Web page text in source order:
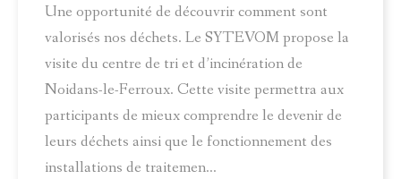
Une opportunité de découvrir comment sont
valorisés nos déchets. Le SYTEVOM propose la
visite du centre de tri et d’incinération de
Noidans-le-Ferroux. Cette visite permettra aux
participants de mieux comprendre le devenir de
leurs déchets ainsi que le fonctionnement des
installations de traitemen...